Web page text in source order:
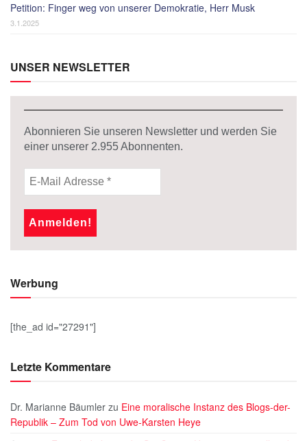
Petition: Finger weg von unserer Demokratie, Herr Musk
3.1.2025
UNSER NEWSLETTER
Abonnieren Sie unseren Newsletter und werden Sie
einer unserer 2.955Abonnenten.
Werbung
[the_ad id="27291"]
Letzte Kommentare
Dr. Marianne Bäumler zu Eine moralische Instanz des Blogs-der-
Republik – Zum Tod von Uwe-Karsten Heye